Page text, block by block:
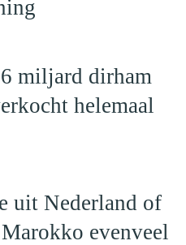
miljard dirham
helemaal
uit Nederland of
evenveel